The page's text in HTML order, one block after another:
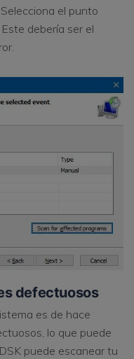
el punto
debería ser el
defectuosos
es de hace
lo que puede
puede escanear tu